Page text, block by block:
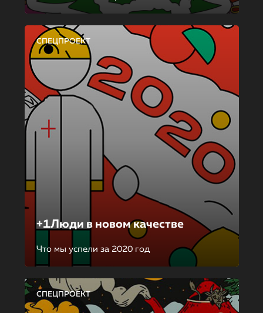
СПЕЦПРОЕКТ
+1Люди в новом качестве
Что мы успели за 2020 год
СПЕЦПРОЕКТ